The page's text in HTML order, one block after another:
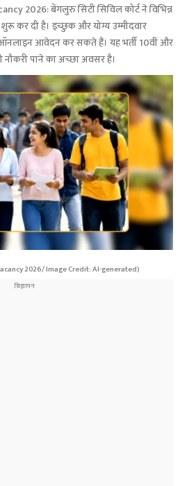
2026: बेंगलुरु सिटी सिविल कोर्ट ने विभिन्न
शुरू कर दी है। इच्छुक और योग्य उम्मीदवार
आवेदन कर सकते हैं। यह भर्ती 10वीं और
नौकरी पाने का अच्छा अवसर है।
2026/ Image Credit: AI-generated)